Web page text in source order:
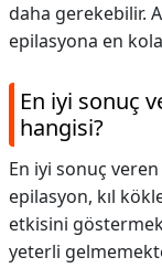
daha gerekebilir.
epilasyona en
En iyi sonuç
hangisi?
En iyi sonuç
epilasyon, kıl
etkisini
yeterli